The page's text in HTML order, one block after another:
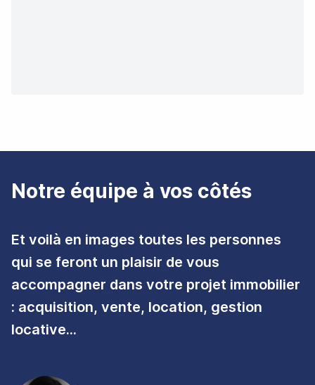
Notre équipe à vos côtés
Et voilà en images toutes les personnes
qui se feront un plaisir de vous
accompagner dans votre projet immobilier
: acquisition, vente, location, gestion
locative...